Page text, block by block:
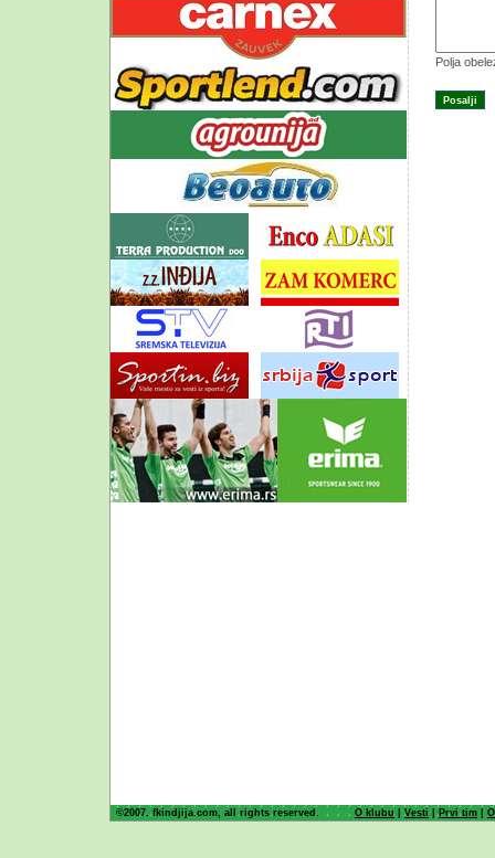
Polja
©2007. fkindjija.com, all rights reserved. O klubu |Vesti | Prvi tim |